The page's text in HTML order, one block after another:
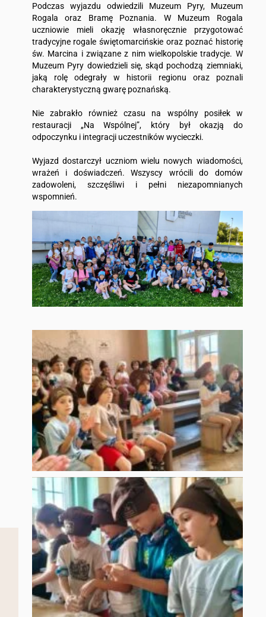
Podczas wyjazdu odwiedzili Muzeum Pyry, Muzeum
Rogala oraz Bramę Poznania. W Muzeum Rogala
uczniowie mieli okazję własnoręcznie przygotować
tradycyjne rogale świętomarcińskie oraz poznać historię
św. Marcina i związane z nim wielkopolskie tradycje. W
Muzeum Pyry dowiedzieli się, skąd pochodzą ziemniaki,
jaką rolę odegrały w historii regionu oraz poznali
charakterystyczną gwarę poznańską.
Nie zabrakło również czasu na wspólny posiłek w
restauracji „Na Wspólnej”, który był okazją do
odpoczynku i integracji uczestników wycieczki.
Wyjazd dostarczył uczniom wielu nowych wiadomości,
wrażeń i doświadczeń. Wszyscy wrócili do domów
zadowoleni, szczęśliwi i pełni niezapomnianych
wspomnień.